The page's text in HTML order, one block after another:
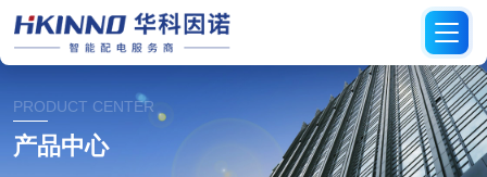
PRODUCT CENTER
产品中心